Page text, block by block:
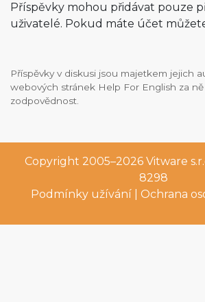
Příspěvky mohou přidávat pouze
uživatelé. Pokud máte účet
Příspěvky v diskusi jsou majetkem jejich
webových stránek Help For English za
zodpovědnost.
Copyright 2005–2026 Vitware
8298
Podmínky užívání
Ochrana